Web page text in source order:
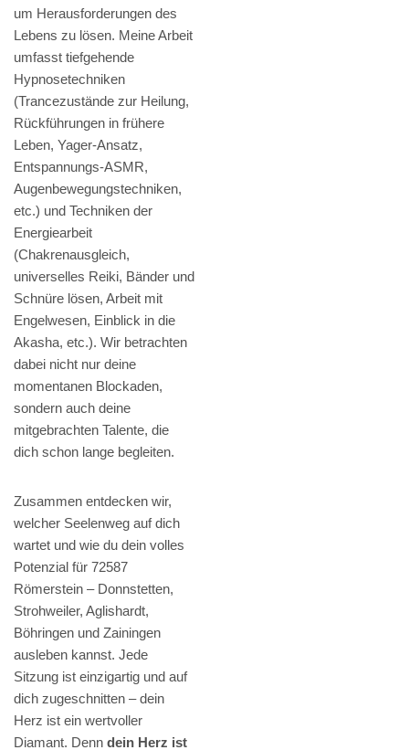
um Herausforderungen des
Lebens zu lösen. Meine Arbeit
umfasst tiefgehende
Hypnosetechniken
(Trancezustände zur Heilung,
Rückführungen in frühere
Leben, Yager-Ansatz,
Entspannungs-ASMR,
Augenbewegungstechniken,
etc.) und Techniken der
Energiearbeit
(Chakrenausgleich,
universelles Reiki, Bänder und
Schnüre lösen, Arbeit mit
Engelwesen, Einblick in die
Akasha, etc.). Wir betrachten
dabei nicht nur deine
momentanen Blockaden,
sondern auch deine
mitgebrachten Talente, die
dich schon lange begleiten.
Zusammen entdecken wir,
welcher Seelenweg auf dich
wartet und wie du dein volles
Potenzial für 72587
Römerstein – Donnstetten,
Strohweiler, Aglishardt,
Böhringen und Zainingen
ausleben kannst. Jede
Sitzung ist einzigartig und auf
dich zugeschnitten – dein
Herz ist ein wertvoller
Diamant. Denn dein Herz ist